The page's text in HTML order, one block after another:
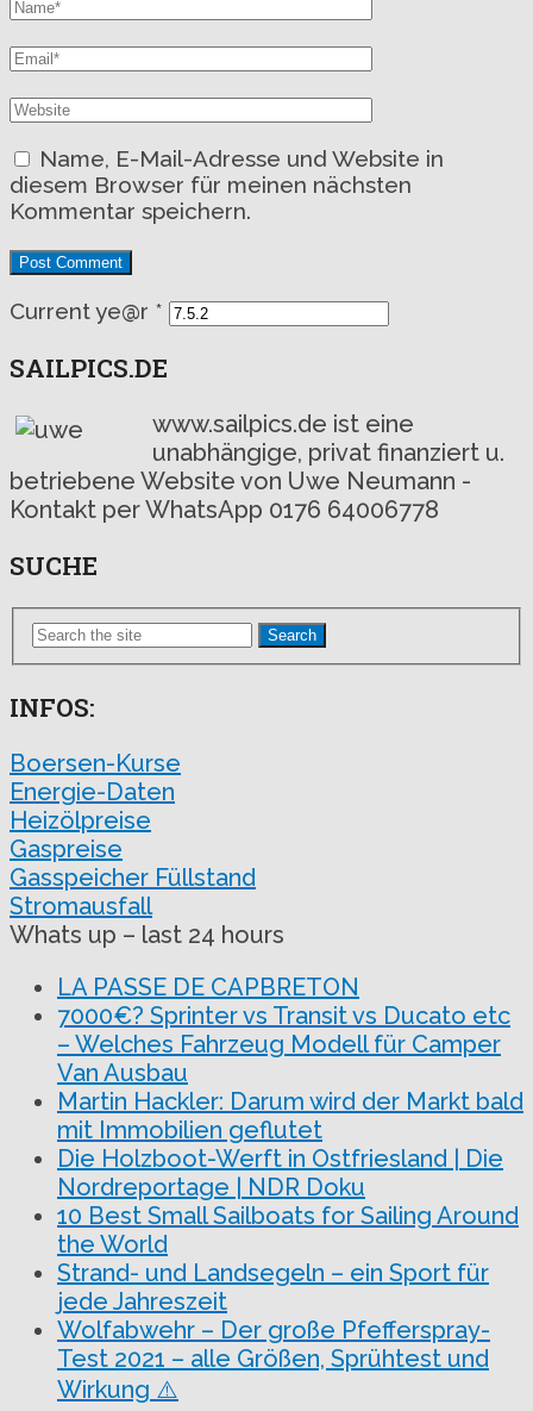
Name, E-Mail-Adresse und Website in
diesem Browser für meinen nächsten
Kommentar speichern.
Current ye@r *
SAILPICS.DE
www.sailpics.de ist eine
unabhängige, privat finanziert u.
betriebene Website von Uwe Neumann -
Kontakt per WhatsApp 0176 64006778
SUCHE
Search
INFOS:
Boersen-Kurse
Energie-Daten
Heizölpreise
Gaspreise
Gasspeicher Füllstand
Stromausfall
Whats up – last 24 hours
LA PASSE DE CAPBRETON
7000€? Sprinter vs Transit vs Ducato etc
– Welches Fahrzeug Modell für Camper
Van Ausbau
Martin Hackler: Darum wird der Markt bald
mit Immobilien geflutet
Die Holzboot-Werft in Ostfriesland | Die
Nordreportage | NDR Doku
10 Best Small Sailboats for Sailing Around
the World
Strand- und Landsegeln – ein Sport für
jede Jahreszeit
Wolfabwehr – Der große Pfefferspray-
Test 2021 – alle Größen, Sprühtest und
Wirkung ⚠️